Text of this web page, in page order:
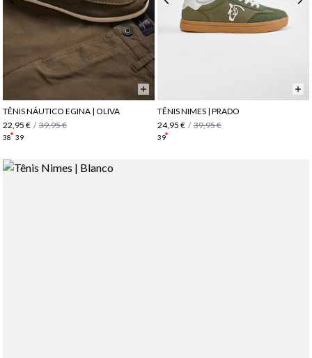
TÊNIS NÁUTICO EGINA | OLIVA
22,95 € / 39,95 €
38 39
TÊNIS NIMES | PRADO
24,95 € / 39,95 €
39